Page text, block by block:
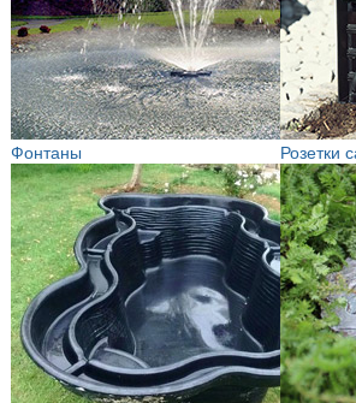
Фонтаны Розетки